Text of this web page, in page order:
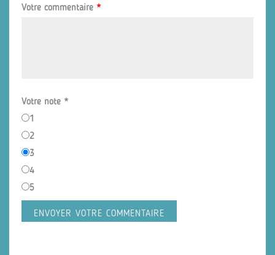
Votre commentaire *
Votre note *
1
2
3
4
5